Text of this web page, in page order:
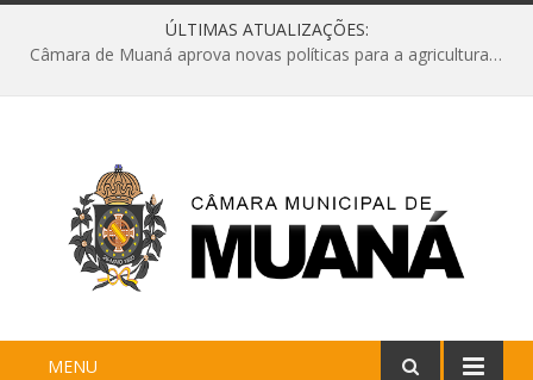
ÚLTIMAS ATUALIZAÇÕES:
Câmara de Muaná aprova novas políticas para a agricultura e solicita reforma da Ponte do Reduto
MENU